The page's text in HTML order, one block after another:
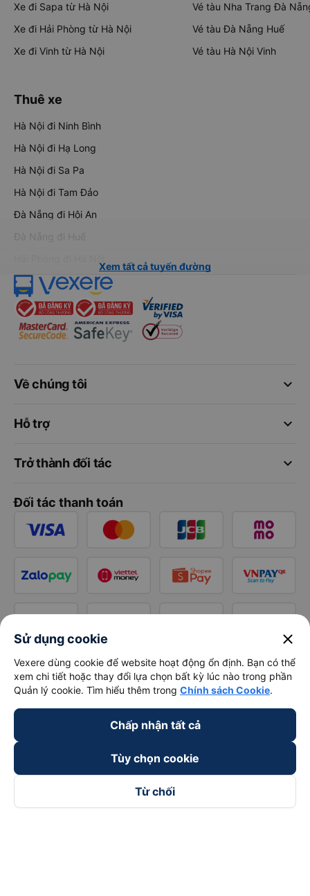
Xe đi Sapa từ Hà Nội
Xe đi Hải Phòng từ Hà Nội
Xe đi Vinh từ Hà Nội
Vé tàu Nha Trang Đà
Vé tàu Đà Nẵng Huế
Vé tàu Hà Nội Vinh
Thuê xe
Hà Nội đi Ninh Bình
Hà Nội đi Hạ Long
Hà Nội đi Sa Pa
Hà Nội đi Tam Đảo
Đà Nẵng đi Hội An
Đà Nẵng đi Huế
Xem tất cả tuyến đường
keyboard_arrow_down
Về chúng tôi
keyboard_arrow_down
Hỗ trợ
keyboard_arrow_down
Trở thành đối tác
Đối tác thanh toán
Sử dụng cookie close
Vexere dùng cookie để website hoạt động ổn định. Bạn có thể
xem chi tiết hoặc thay đổi lựa chọn bất kỳ lúc nào trong phần
Quản lý cookie. Tìm hiểu thêm trong Chính sách Cookie.
Chấp nhận tất cả
Tùy chọn cookie
Từ chối